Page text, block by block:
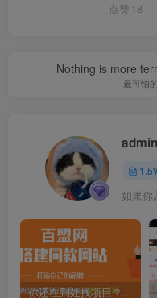
点赞 18
Nothing is more
最可怕
admin
如果你
你还在到处找项目？还在当韭菜？我靠卖项目一个月收入5万+，曾经我也是个失败者。